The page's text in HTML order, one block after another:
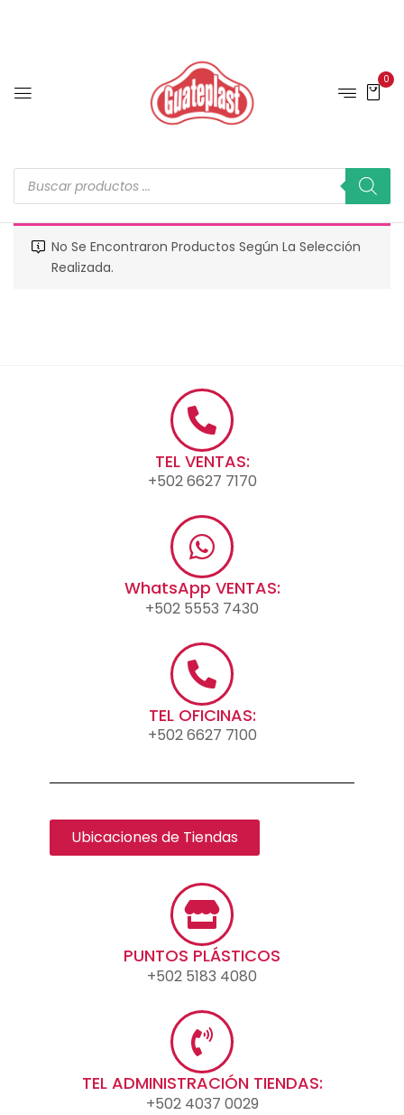
0
No Se Encontraron Productos Según La Selección
Realizada.
TEL VENTAS:
+502 6627 7170
WhatsApp VENTAS:
+502 5553 7430
TEL OFICINAS:
+502 6627 7100
Ubicaciones de Tiendas
PUNTOS PLÁSTICOS
+502 5183 4080
TEL ADMINISTRACIÓN TIENDAS:
+502 4037 0029